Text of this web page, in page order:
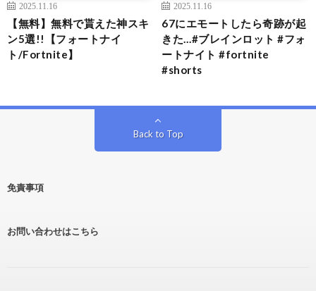
2025.11.16
【無料】無料で貰えた神スキ
ン5選!!【フォートナイ
ト/Fortnite】
2025.11.16
67にエモートしたら奇跡が起
きた…#ブレインロット #フォ
ートナイト #fortnite
#shorts
Back to Top
免責事項
お問い合わせはこちら